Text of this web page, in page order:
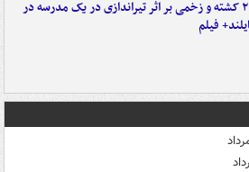
۲۲ کشته و زخمی بر اثر تیراندازی در یک مدرسه در
فیلم